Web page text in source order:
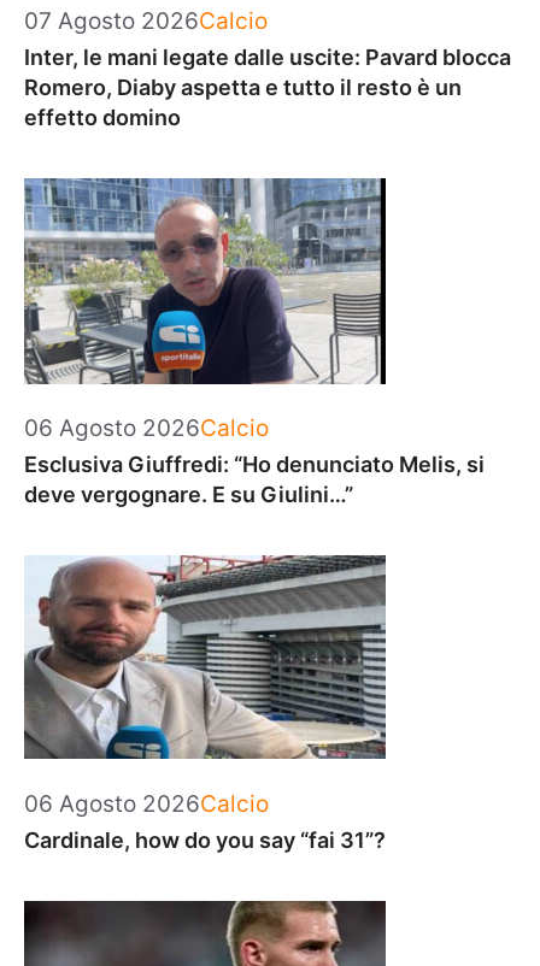
07 Agosto 2026Categorie
Calcio
Inter, le mani legate dalle uscite: Pavard blocca
Romero, Diaby aspetta e tutto il resto è un
effetto domino
06 Agosto 2026Categorie
Calcio
Esclusiva Giuffredi: “Ho denunciato Melis, si
deve vergognare. E su Giulini…”
06 Agosto 2026Categorie
Calcio
Cardinale, how do you say “fai 31”?